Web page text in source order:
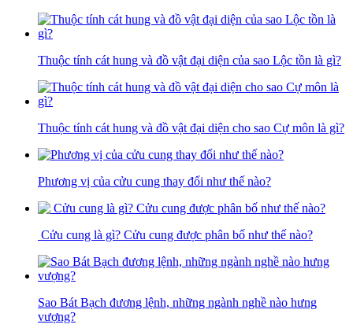
Thuộc tính cát hung và đồ vật đại diện của sao Lộc tồn là gì?
Thuộc tính cát hung và đồ vật đại diện cho sao Cự môn là gì?
Phương vị của cửu cung thay đổi như thế nào?
Cửu cung là gì? Cửu cung được phân bố như thế nào?
Sao Bát Bạch đương lệnh, những ngành nghề nào hưng
vượng?